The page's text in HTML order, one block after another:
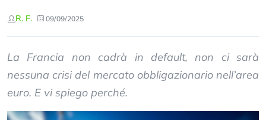
R. F. 09/09/2025
La Francia non cadrà in default, non ci sarà
nessuna crisi del mercato obbligazionario nell’area
euro. E vi spiego perché.